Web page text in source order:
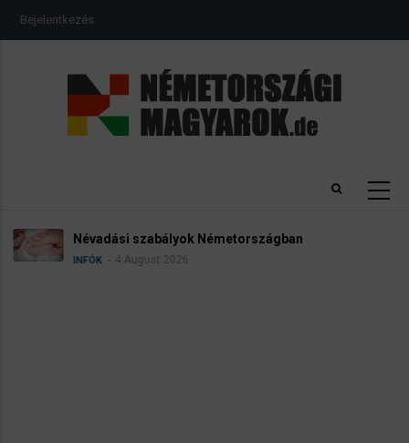
USER
ACCOUNT
Bejelentkezés
Névadási szabályok Németországban
INFÓK 4 August 2026